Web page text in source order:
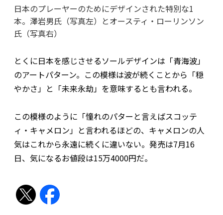
日本のプレーヤーのためにデザインされた特別な1
本。澤岩男氏（写真左）とオースティ・ローリンソン
氏（写真右）
とくに日本を感じさせるソールデザインは「青海波」
のアートパターン。この模様は波が続くことから「穏
やかさ」と「未来永劫」を意味するとも言われる。
この模様のように「憧れのパターと言えばスコッテ
ィ・キャメロン」と言われるほどの、キャメロンの人
気はこれから永遠に続くに違いない。発売は7月16
日、気になるお値段は15万4000円だ。